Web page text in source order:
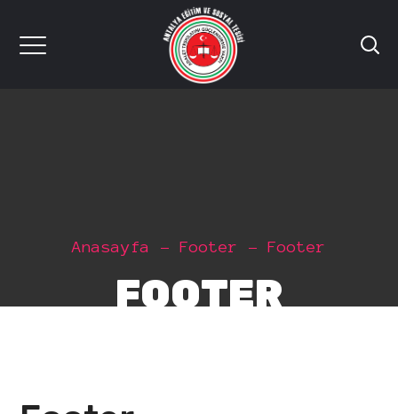
Anasayfa Footer Footer
FOOTER